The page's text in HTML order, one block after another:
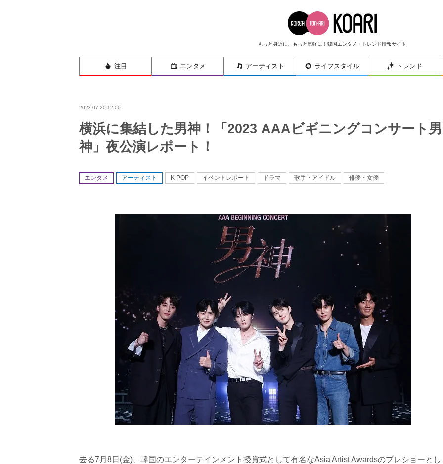
もっと身近に、もっと気軽に！韓国エンタメ・トレンド情報サイト
注目 エンタメ アーティスト ライフスタイル トレンド
2023.07.20 12:00
横浜に集結した男神！「2023 AAAビギニングコンサート男
神」夜公演レポート！
エンタメ アーティスト K-POP イベントレポート ドラマ 歌手・アイドル 俳優・女優
去る7月8日(金)、韓国のエンターテインメント授賞式として有名なAsia Artist Awardsのプレショーとし